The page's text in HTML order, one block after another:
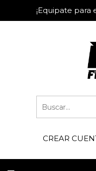
¡Equipate para
CREAR